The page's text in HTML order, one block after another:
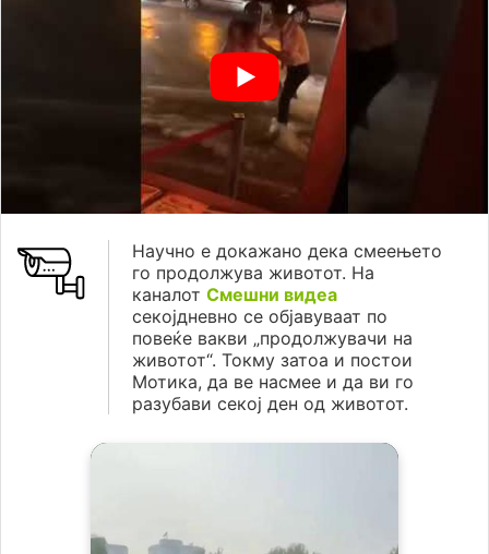
Научно е докажано дека смеењето
го продолжува животот. На
каналот Смешни видеа
секојдневно се објавуваат по
повеќе вакви „продолжувачи на
животот“. Токму затоа и постои
Мотика, да ве насмее и да ви го
разубави секој ден од животот.